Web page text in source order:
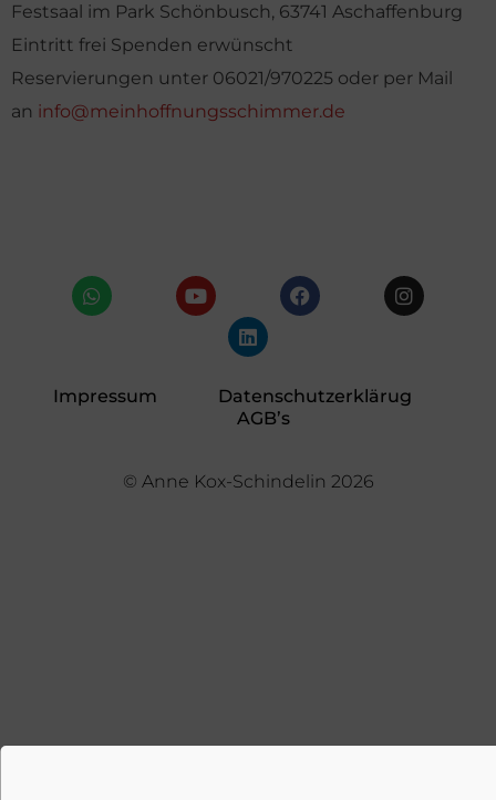
Festsaal im Park Schönbusch, 63741 Aschaffenburg
Eintritt frei Spenden erwünscht
Reservierungen unter 06021/970225 oder per Mail
an info@meinhoffnungsschimmer.de
Impressum
Datenschutzerklärug
AGB’s
© Anne Kox-Schindelin 2026